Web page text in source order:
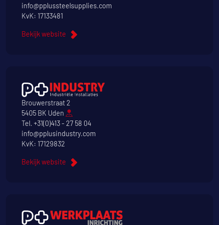
info@pplussteelsupplies.com
KvK: 17133481
Bekijk website
Brouwerstraat 2
5405 BK Uden
Tel. +31(0)413 - 27 58 04
info@pplusindustry.com
KvK: 17129832
Bekijk website